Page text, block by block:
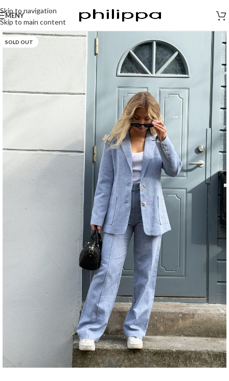
Skip to navigation
Skip to main content
MENY
SOLD OUT